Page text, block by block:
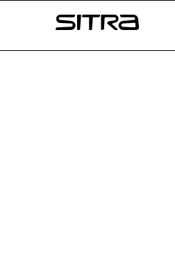
↓
Sitra